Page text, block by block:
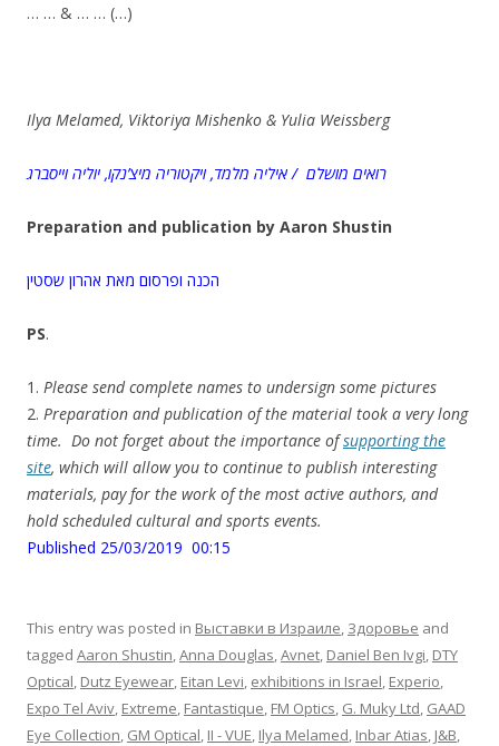
… … & … … (…)
Ilya Melamed, Viktoriya Mishenko & Yulia Weissberg
איליה מלמד, ויקטוריה מיצ’נקו, יוליה וייסברג / רואים מושלם
Preparation and publication by Aaron Shustin
הכנה ופרסום מאת אהרון שסטין
PS.
1. Please send complete names to undersign some pictures
2. Preparation and publication of the material took a very long
time. Do not forget about the importance ofsupporting the
site, which will allow you to continue to publish interesting
materials, pay for the work of the most active authors, and
hold scheduled cultural and sports events.
Published 25/03/2019 00:15
This entry was posted in Выставки в Израиле, Здоровье and
tagged Aaron Shustin,Anna Douglas,Avnet, Daniel Ben Ivgi, DTY
Optical, Dutz Eyewear, Eitan Levi, exhibitions in Israel, Experio,
Expo Tel Aviv, Extreme, Fantastique, FM Optics, G. Muky Ltd, GAAD
Eye Collection, GM Optical, II - VUE, Ilya Melamed, Inbar Atias, J&B,